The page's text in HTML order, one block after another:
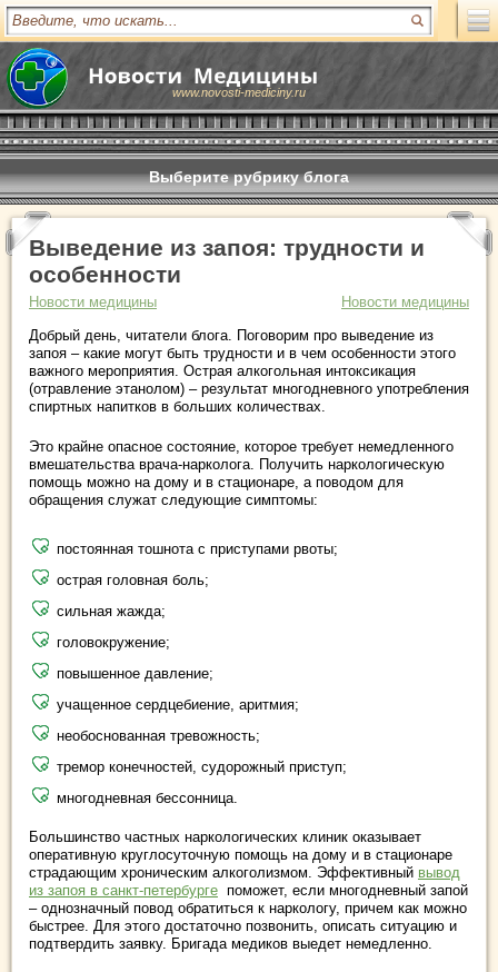
www.novosti-mediciny.ru
Выберите рубрику блога
Выведение из запоя: трудности и
особенности
Новости медицины
Новости медицины
Добрый день, читатели блога. Поговорим про выведение из
запоя – какие могут быть трудности и в чем особенности этого
важного мероприятия. Острая алкогольная интоксикация
(отравление этанолом) – результат многодневного употребления
спиртных напитков в больших количествах.
Это крайне опасное состояние, которое требует немедленного
вмешательства врача-нарколога. Получить наркологическую
помощь можно на дому и в стационаре, а поводом для
обращения служат следующие симптомы:
постоянная тошнота с приступами рвоты;
острая головная боль;
сильная жажда;
головокружение;
повышенное давление;
учащенное сердцебиение, аритмия;
необоснованная тревожность;
тремор конечностей, судорожный приступ;
многодневная бессонница.
Большинство частных наркологических клиник оказывает
оперативную круглосуточную помощь на дому и в стационаре
страдающим хроническим алкоголизмом. Эффективный вывод
из запоя в санкт-петербурге поможет, если многодневный запой
– однозначный повод обратиться к наркологу, причем как можно
быстрее. Для этого достаточно позвонить, описать ситуацию и
подтвердить заявку. Бригада медиков выедет немедленно.